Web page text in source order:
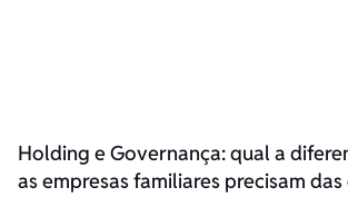
Holding e Governança: qual a
as empresas familiares precisam das